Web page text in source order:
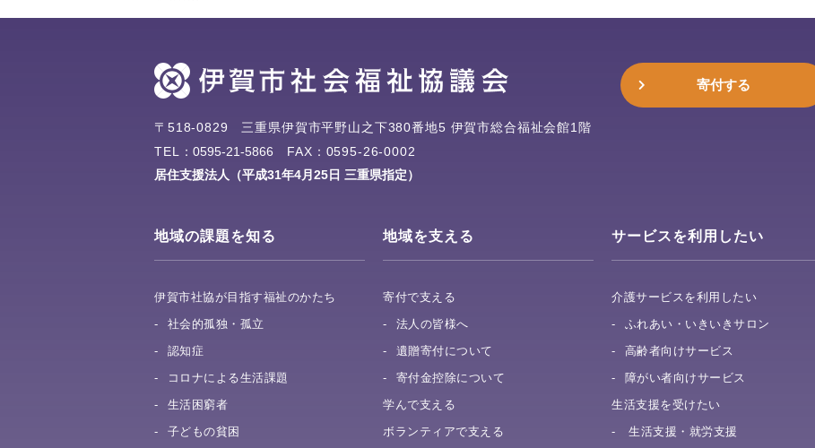
〒518-0829 三重県伊賀市平野山之下380番地5 伊賀市総合福祉会館1階
TEL：0595-21-5866 FAX：0595-26-0002
居住支援法人（平成31年4月25日 三重県指定）
寄付する
地域の課題を知る
伊賀市社協が目指す福祉のかたち
社会的孤独・孤立
認知症
コロナによる生活課題
生活困窮者
子どもの貧困
地域を支える
寄付で支える
法人の皆様へ
遺贈寄付について
寄付金控除について
学んで支える
ボランティアで支える
サービスを利用したい
介護サービスを利用したい
ふれあい・いきいきサロン
高齢者向けサービス
障がい者向けサービス
生活支援を受けたい
生活支援・就労支援